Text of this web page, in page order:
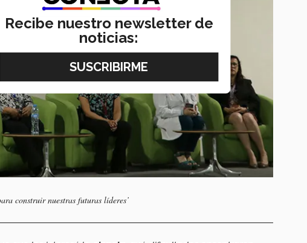
construir nuestras futuras líderes’
Recibe nuestro newsletter de
noticias: